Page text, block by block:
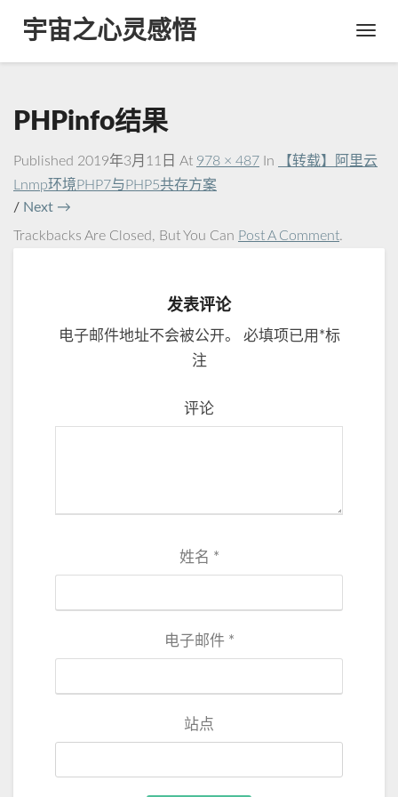
Toggle
宇宙之心灵感悟
PHPinfo结果
Published 2019年3月11日 At 978 × 487 In
【转载】阿里云
Lnmp环境PHP7与PHP5共存方案
/ Next →
Trackbacks Are Closed, But You Can Post A Comment.
发表评论
电子邮件地址不会被公开。 必填项已用 *标
注
评论
姓名 *
电子邮件 *
站点